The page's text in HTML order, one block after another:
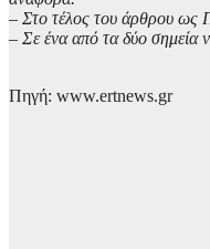
– Στο τέλος του άρθρου ως
– Σε ένα από τα δύο σημεία
Πηγή: www.ertnews.gr